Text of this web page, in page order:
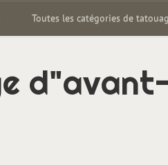
Toutes les catégories de